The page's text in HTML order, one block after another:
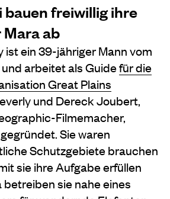
bauen freiwillig ihre
Mara ab
ist ein 39-jähriger Mann vom
arbeitet als Guidefür die
Great Plains
und Dereck Joubert,
Filmemacher,
Sie waren
Schutzgebiete brauchen
sie ihre Aufgabe erfüllen
betreiben sie nahe eines